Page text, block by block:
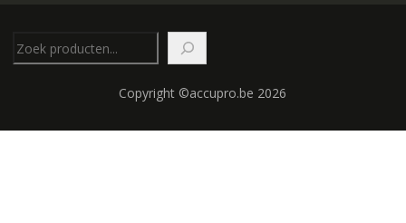
Copyright ©accupro.be 2026